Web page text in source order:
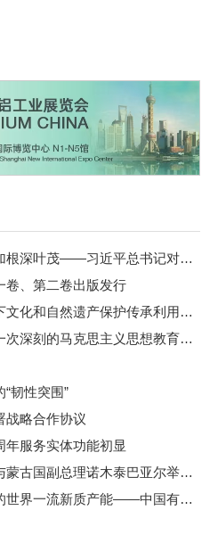
让中朝传统友谊之树更加根深叶茂——习近平总书记对朝鲜进行国事访问纪实
卷、第二卷出版发行
在习近平文化思想引领下文化和自然遗产保护传承利用工作开创新局面
伟大征程丨延安整风：一次深刻的马克思主义思想教育运动
韧性突围”
战略合作协议
年服务实体功能初显
中铝集团董事长段向东与蒙古国副总理诺木泰巴亚尔举行会谈
锻造无愧时代无愧使命的世界一流新质产能——中国有色金属工业的战略应对与破局之道（二）